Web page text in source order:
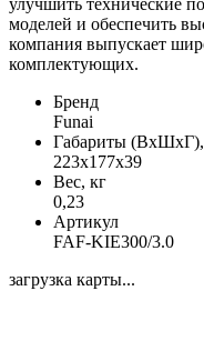
улучшить технические
моделей и обеспечить
компания выпускает
комплектующих.
Бренд
Funai
Габариты
223x177x39
Вес, кг
0,23
Артикул
FAF-KIE300/3.0
загрузка карты...